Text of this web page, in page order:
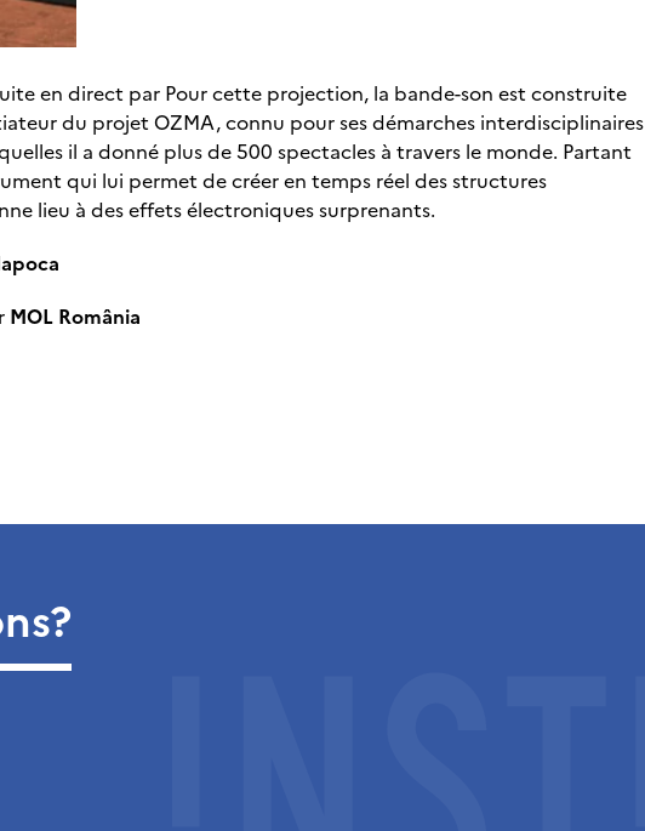
en direct par Pour cette projection, la bande-son est construite
du projet OZMA, connu pour ses démarches interdisciplinaires
il a donné plus de 500 spectacles à travers le monde. Partant
qui lui permet de créer en temps réel des structures
lieu à des effets électroniques surprenants.
MOL România